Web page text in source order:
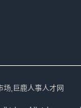
场,巨鹿人事人才网